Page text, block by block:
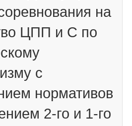
на
ЦПП и С по
с
нормативов
2-го и 1-го